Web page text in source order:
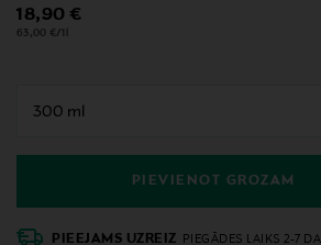
Original Price
18,90 €
63,00 €/1l
PIEVIENOT GROZAM
PIEEJAMS UZREIZ
PIEGĀDES LAIKS 2-7